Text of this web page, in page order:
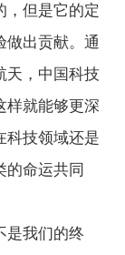
，但是它的定
做出贡献。通
天，中国科技
样就能够更深
科技领域还是
的命运共同
是我们的终